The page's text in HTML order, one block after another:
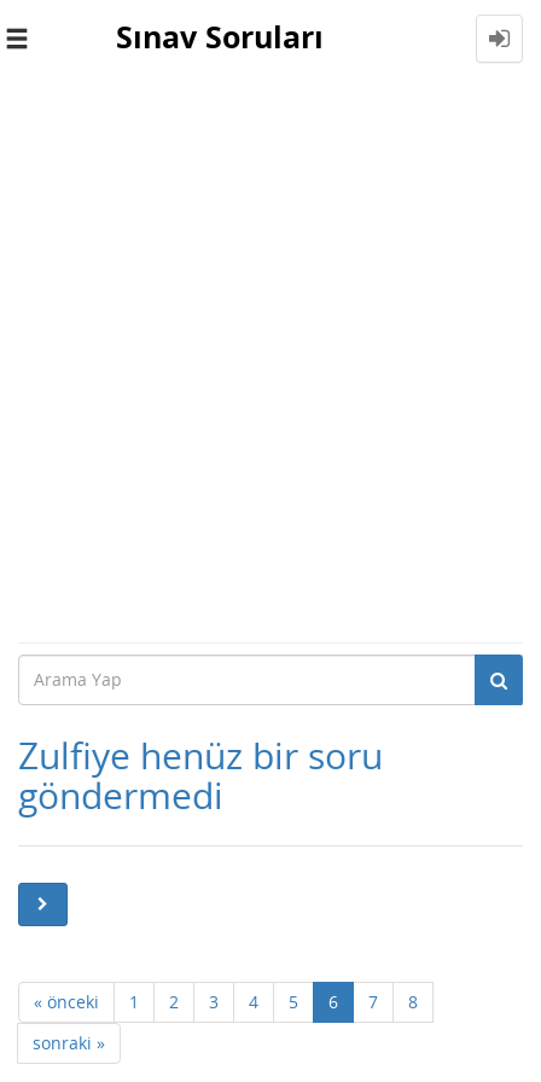
Toggle
Sınav Soruları
Zulfiye henüz bir soru
göndermedi
« önceki 1 2 3 4 5 6 7
8
sonraki »